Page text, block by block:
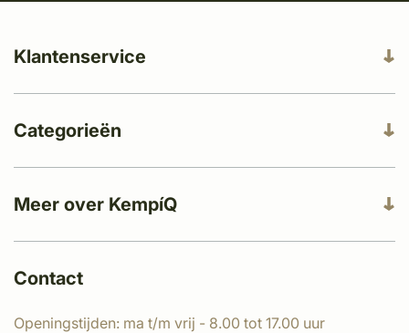
Meer over KempíQ
Klantenservice
Categorieën
Contact
Openingstijden: ma t/m vrij - 8.00 tot 17.00 uur